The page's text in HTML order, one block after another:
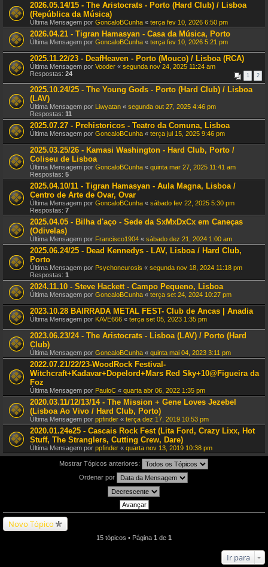
2026.05.14/15 - The Aristocrats - Porto (Hard Club) / Lisboa
(República da Música)
Última Mensagem por GoncaloBCunha « terça fev 10, 2026 6:50 pm
2026.04.21 - Tigran Hamasyan - Casa da Música, Porto
Última Mensagem por GoncaloBCunha « terça fev 10, 2026 5:21 pm
2025.11.22/23 - DeafHeaven - Porto (Mouco) / Lisboa (RCA)
Última Mensagem por Vooder « segunda nov 24, 2025 11:24 am
Respostas: 24 1 2
2025.10.24/25 - The Young Gods - Porto (Hard Club) / Lisboa
(LAV)
Última Mensagem por Liwyatan « segunda out 27, 2025 4:46 pm
Respostas: 11
2025.07.27 - Prehistoricos - Teatro da Comuna, Lisboa
Última Mensagem por GoncaloBCunha « terça jul 15, 2025 9:46 pm
2025.03.25/26 - Kamasi Washington - Hard Club, Porto /
Coliseu de Lisboa
Última Mensagem por GoncaloBCunha « quinta mar 27, 2025 11:41 am
Respostas: 5
2025.04.10/11 - Tigran Hamasyan - Aula Magna, Lisboa /
Centro de Arte de Ovar, Ovar
Última Mensagem por GoncaloBCunha « sábado fev 22, 2025 5:30 pm
Respostas: 7
2025.04.05 - Bilha d'aço - Sede da SxMxDxCx em Caneças
(Odivelas)
Última Mensagem por Francisco1904 « sábado dez 21, 2024 1:00 am
2025.06.24/25 - Dead Kennedys - LAV, Lisboa / Hard Club,
Porto
Última Mensagem por Psychoneurosis « segunda nov 18, 2024 11:18 pm
Respostas: 1
2024.11.10 - Steve Hackett - Campo Pequeno, Lisboa
Última Mensagem por GoncaloBCunha « terça set 24, 2024 10:27 pm
2023.10.28 BAIRRADA METAL FEST- Club de Ancas | Anadia
Última Mensagem por KAVE666 « terça set 05, 2023 1:35 pm
2023.06.23/24 - The Aristocrats - Lisboa (LAV) / Porto (Hard
Club)
Última Mensagem por GoncaloBCunha « quinta mai 04, 2023 3:11 pm
2022.07.21/22/23-WoodRock Festival-
Witchcraft+Kadavar+Dopelord+Mars Red Sky+10@Figueira da
Foz
Última Mensagem por PauloC « quarta abr 06, 2022 1:35 pm
2020.03.11/12/13/14 - The Mission + Gene Loves Jezebel
(Lisboa Ao Vivo / Hard Club, Porto)
Última Mensagem por ppfinder « terça dez 17, 2019 10:53 pm
2020.01.24e25 - Cascais Rock Fest (Lita Ford, Crazy Lixx, Hot
Stuff, The Stranglers, Cutting Crew, Dare)
Última Mensagem por ppfinder « quarta nov 13, 2019 10:38 pm
Mostrar Tópicos anteriores:
Ordenar por
Novo Tópico
15 tópicos • Página 1 de 1
Ir para